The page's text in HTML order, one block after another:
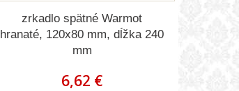
zrkadlo spätné Warmot
hranaté, 120x80 mm, dĺžka 240
mm
6,62 €